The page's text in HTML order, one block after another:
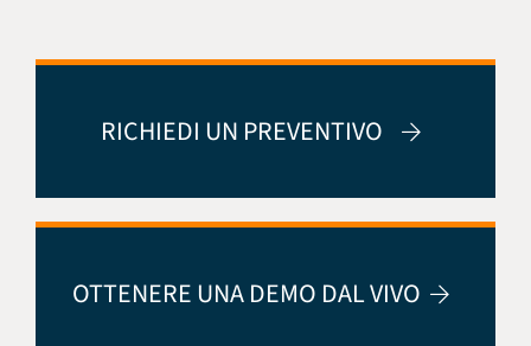
RICHIEDI UN PREVENTIVO
OTTENERE UNA DEMO DAL VIVO